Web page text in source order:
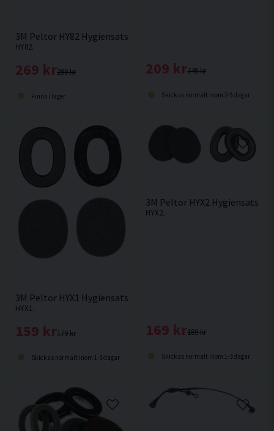
3M Peltor HY82 Hygiensats
HY82.
299 kr
269 kr
Finns i lager
249 kr
209 kr
Skickas normalt inom 2-5 dagar
3M Peltor HYX1 Hygiensats
HYX1.
179 kr
159 kr
Skickas normalt inom 1-3 dagar
3M Peltor HYX2 Hygiensats
HYX2.
189 kr
169 kr
Skickas normalt inom 1-3 dagar